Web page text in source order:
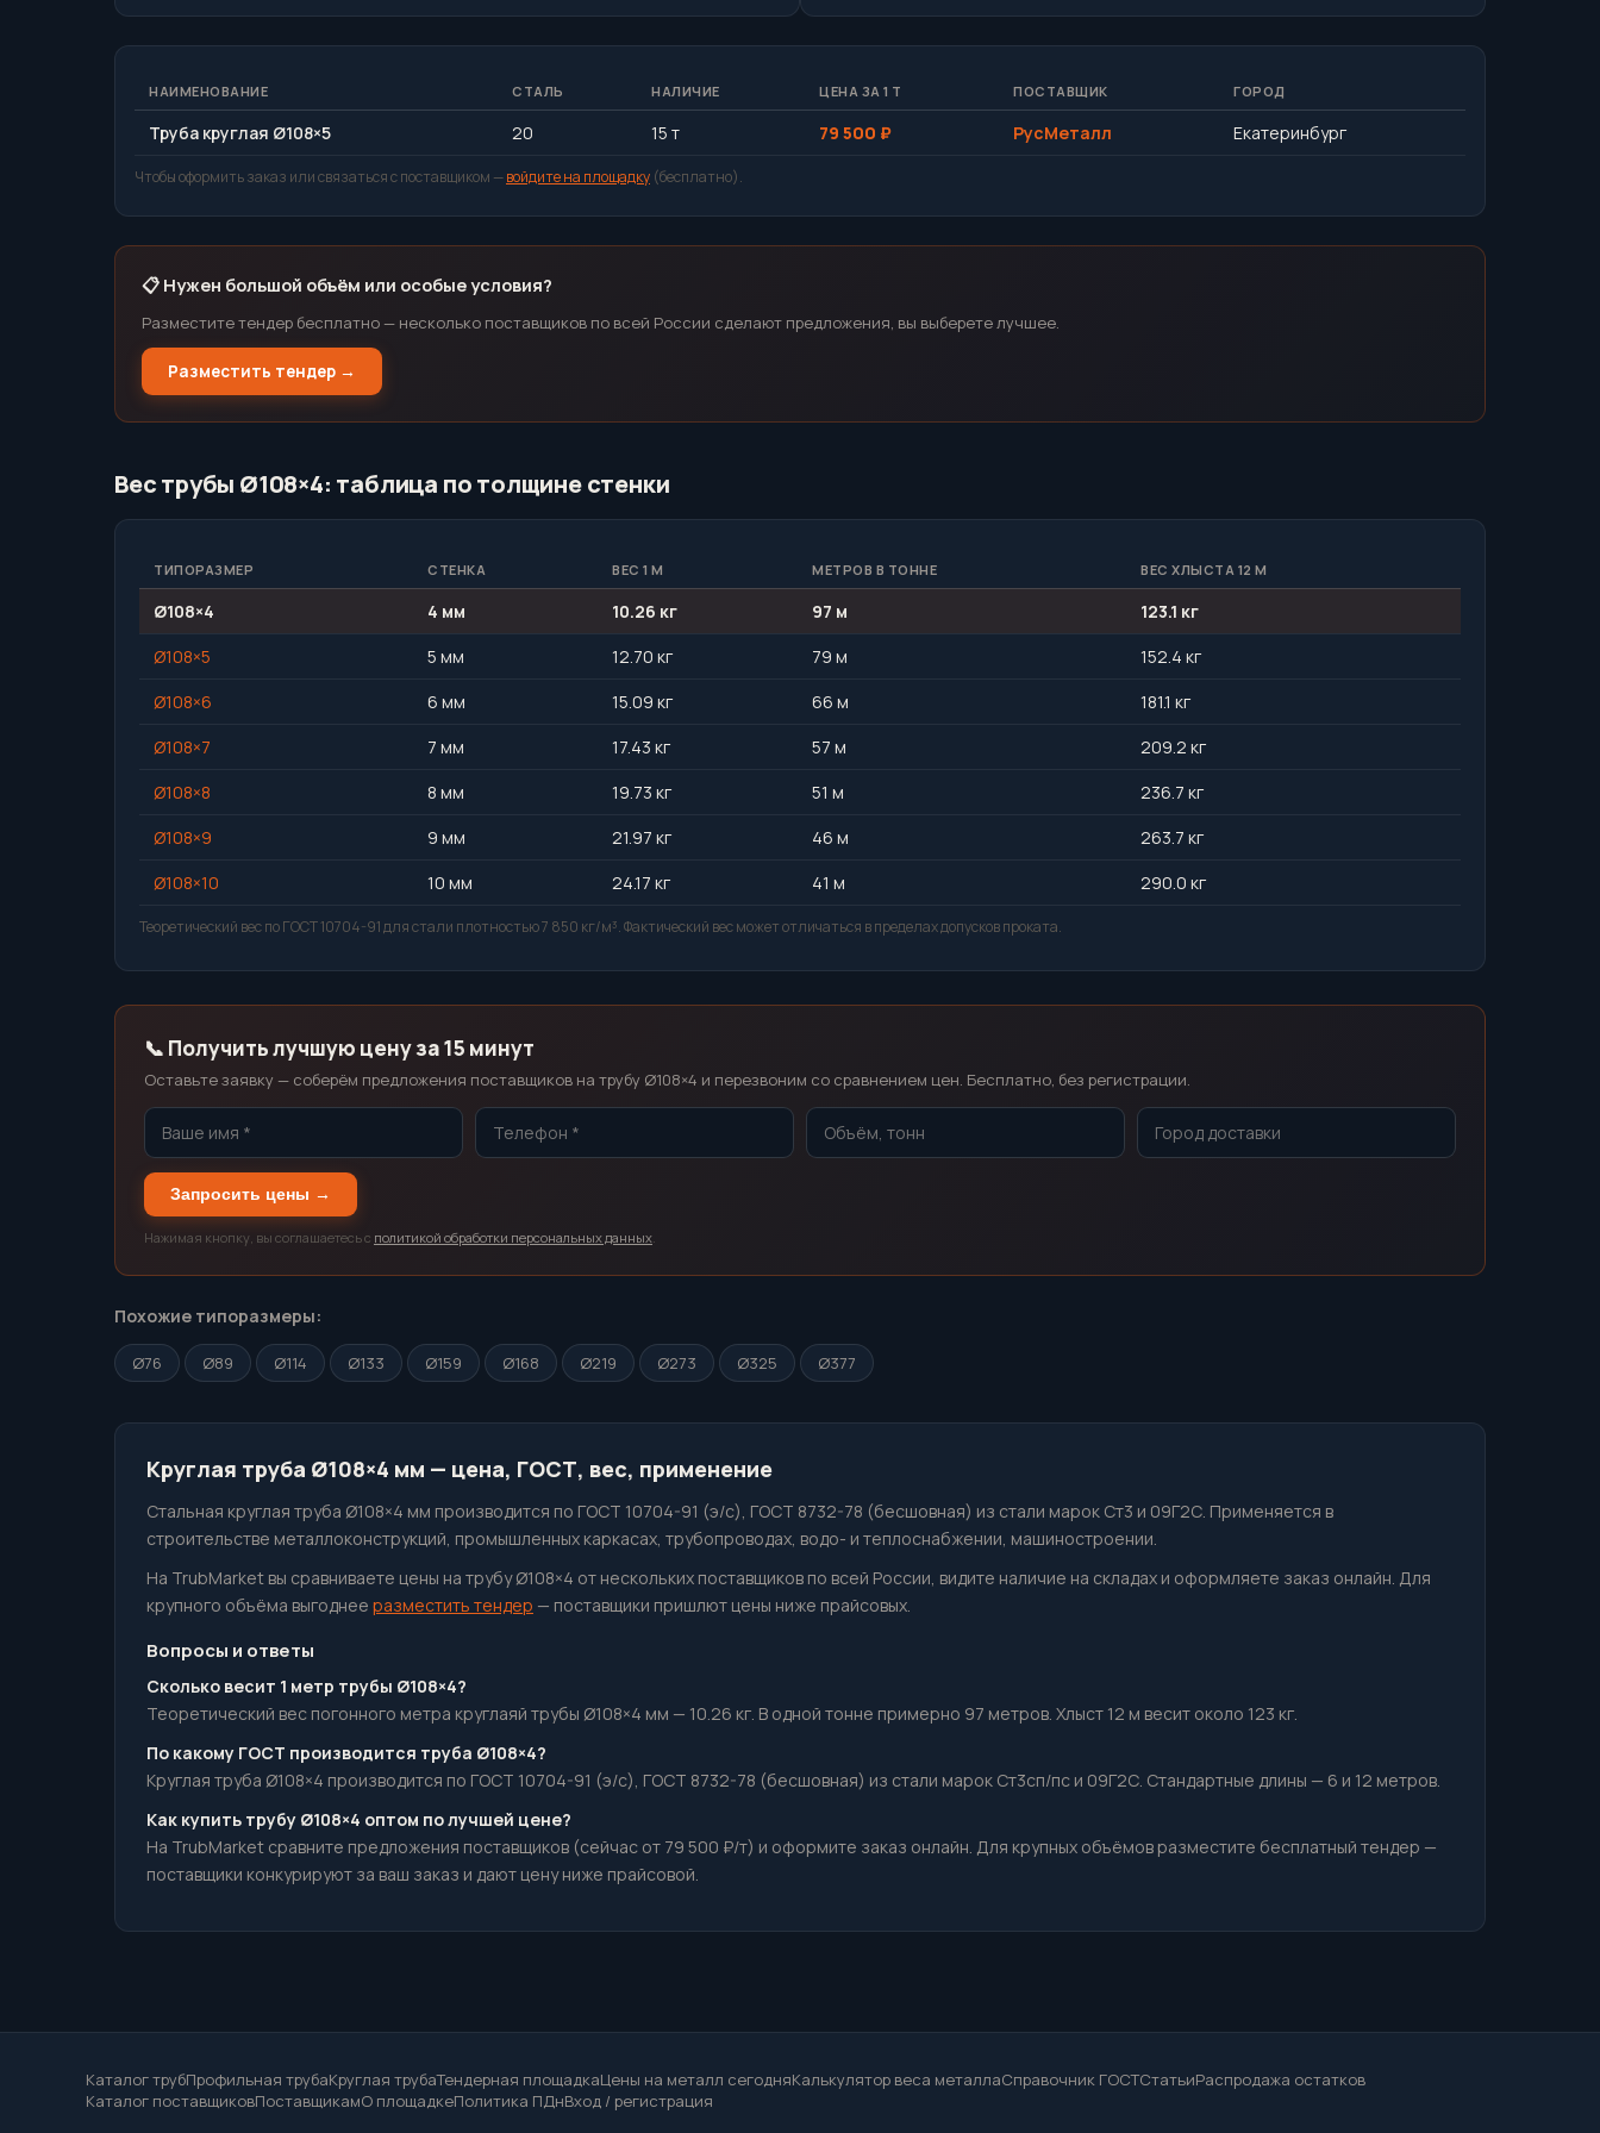
НАИМЕНОВАНИЕ СТАЛЬ НАЛИЧИЕ ЦЕНА ЗА 1 Т ПОСТАВЩИК ГОРОД
Труба круглая Ø108×5 20 15 т 79 500 ₽ РусМеталл Екатеринбург
Чтобы оформить заказ или связаться с поставщиком —войдите на площадку (бесплатно).
📋 Нужен большой объём или особые условия?
Разместите тендер бесплатно — несколько поставщиков по всей России сделают предложения, вы выберете лучшее.
Разместить тендер →
Вес трубы Ø108×4: таблица по толщине стенки
ТИПОРАЗМЕР СТЕНКА ВЕС 1 М МЕТРОВ В ТОННЕ ВЕС ХЛЫСТА 12 М
Ø108×4 4 мм 10.26 кг 97 м
123.1 кг
Ø108×5
5 мм 12.70 кг 79 м
152.4 кг
Ø108×6
6 мм 15.09 кг 66 м
181.1 кг
Ø108×7
7 мм 17.43 кг 57 м
209.2 кг
Ø108×8
8 мм 19.73 кг 51 м
236.7 кг
Ø108×9
9 мм 21.97 кг 46 м
263.7 кг
Ø108×10
10 мм 24.17 кг 41 м 290.0 кг
Теоретический вес по ГОСТ 10704-91 для стали плотностью 7 850 кг/м³. Фактический вес может отличаться в пределах допусков проката.
📞 Получить лучшую цену за 15 минут
Оставьте заявку — соберём предложения поставщиков на трубу Ø108×4 и перезвоним со сравнением цен. Бесплатно, без регистрации.
Запросить цены →
Нажимая кнопку, вы соглашаетесь с политикой обработки персональных данных.
Похожие типоразмеры:
Ø76 Ø89 Ø114 Ø133 Ø159 Ø168 Ø219 Ø273 Ø325 Ø377
Круглая труба Ø108×4 мм — цена, ГОСТ, вес, применение
Стальная круглая труба Ø108×4 мм производится по ГОСТ 10704-91 (э/с), ГОСТ 8732-78 (бесшовная) из стали марок Ст3 и 09Г2С. Применяется в
строительстве металлоконструкций, промышленных каркасах, трубопроводах, водо- и теплоснабжении, машиностроении.
На TrubMarket вы сравниваете цены на трубу Ø108×4 от нескольких поставщиков по всей России, видите наличие на складах и оформляете заказ онлайн. Для
крупного объёма выгоднее разместить тендер — поставщики пришлют цены ниже прайсовых.
Вопросы и ответы
Сколько весит 1 метр трубы Ø108×4?
Теоретический вес погонного метра круглаяй трубы Ø108×4 мм — 10.26 кг. В одной тонне примерно 97 метров. Хлыст 12 м весит около 123 кг.
По какому ГОСТ производится труба Ø108×4?
Круглая труба Ø108×4 производится по ГОСТ 10704-91 (э/с), ГОСТ 8732-78 (бесшовная) из стали марок Ст3сп/пс и 09Г2С. Стандартные длины — 6 и 12 метров.
Как купить трубу Ø108×4 оптом по лучшей цене?
На TrubMarket сравните предложения поставщиков (сейчас от 79 500 ₽/т) и оформите заказ онлайн. Для крупных объёмов разместите бесплатный тендер —
поставщики конкурируют за ваш заказ и дают цену ниже прайсовой.
Каталог трубПрофильная трубаКруглая трубаТендерная площадкаЦены на металл сегодняКалькулятор веса металлаСправочник ГОСТСтатьиРаспродажа остатков
Каталог поставщиковПоставщикамО площадкеПолитика ПДнВход / регистрация